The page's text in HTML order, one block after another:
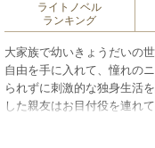
ライトノベル
ランキング
大家族で幼いきょうだいの
自由を手に入れて、憧れの
られずに刺激的な独身生活
した親友はお目付役を連れ
動をともにしろと言う。堅